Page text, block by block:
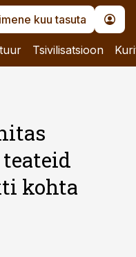
kuu tasuta
Tsivilisatsioon
kohta